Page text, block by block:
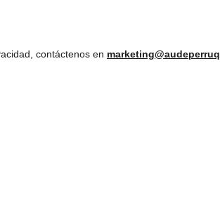
contáctenos en